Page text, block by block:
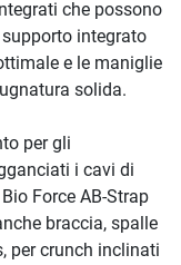
che possono
integrato
e le maniglie
solida.
per gli
i cavi di
Force AB-Strap
braccia, spalle
per crunch inclinati